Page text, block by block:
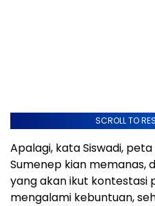
SCROLL TO
Apalagi, kata Siswadi,
Sumenep kian memanas,
yang akan ikut kontestasi
mengalami kebuntuan,